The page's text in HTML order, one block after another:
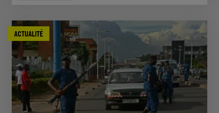
ACTUALITÉ